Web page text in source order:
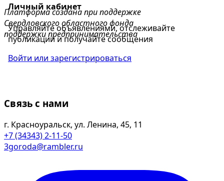
Личный кабинет
Управляйте объявлениями, отслеживайте
публикации и получайте сообщения
Войти или зарегистрироваться
Платформа создана при поддержке
Свердловского областного фонда
поддержки предпринимательства
Связь с нами
г. Красноуральск, ул. Ленина, 45, 11
+7 (34343) 2-11-50
3goroda@rambler.ru